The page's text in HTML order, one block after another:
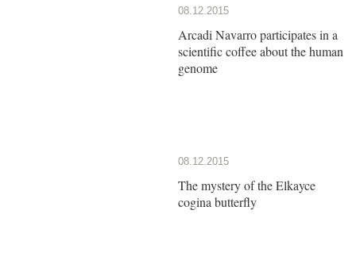
08.12.2015
Arcadi Navarro participates in a
scientific coffee about the human
genome
08.12.2015
The mystery of the Elkayce
cogina butterfly